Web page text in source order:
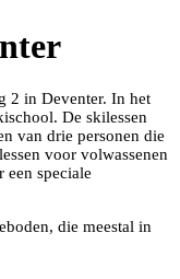
2 in Deventer. In het
De skilessen
van drie personen die
voor volwassenen
een speciale
die meestal in